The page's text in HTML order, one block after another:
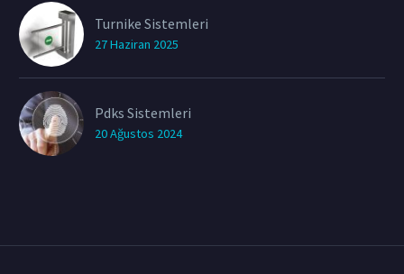
Turnike Sistemleri
27 Haziran 2025
Pdks Sistemleri
20 Ağustos 2024